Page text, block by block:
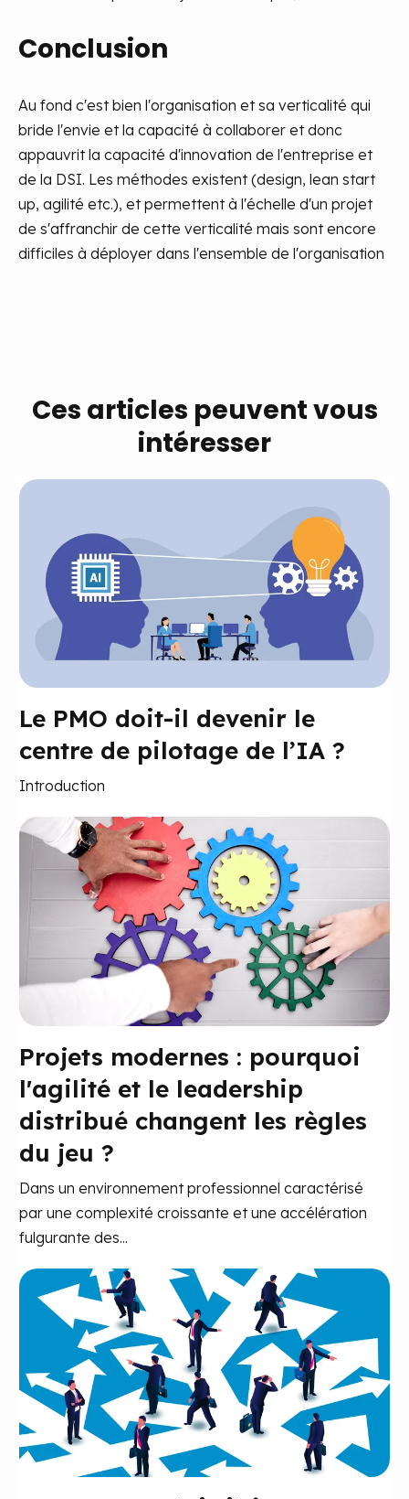
Conclusion
Au fond c'est bien l'organisation et sa verticalité qui
bride l'envie et la capacité à collaborer et donc
appauvrit la capacité d'innovation de l'entreprise et
de la DSI. Les méthodes existent (design, lean start
up, agilité etc.), et permettent à l'échelle d'un projet
de s'affranchir de cette verticalité mais sont encore
difficiles à déployer dans l'ensemble de l'organisation
Ces articles peuvent vous
intéresser
Le PMO doit-il devenir le
centre de pilotage de l’IA ?
Introduction
Projets modernes : pourquoi
l'agilité et le leadership
distribué changent les règles
du jeu ?
Dans un environnement professionnel caractérisé
par une complexité croissante et une accélération
fulgurante des...